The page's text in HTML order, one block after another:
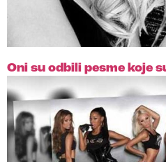
Oni su odbili pesme koje